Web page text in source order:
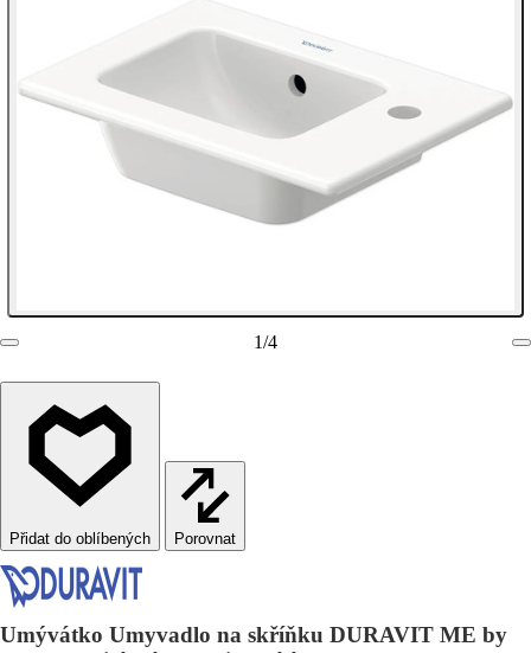
1/4
Porovnat
Umývátko Umyvadlo na skříňku DURAVIT ME by